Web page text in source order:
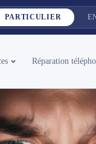
PARTICULIER
Réparation